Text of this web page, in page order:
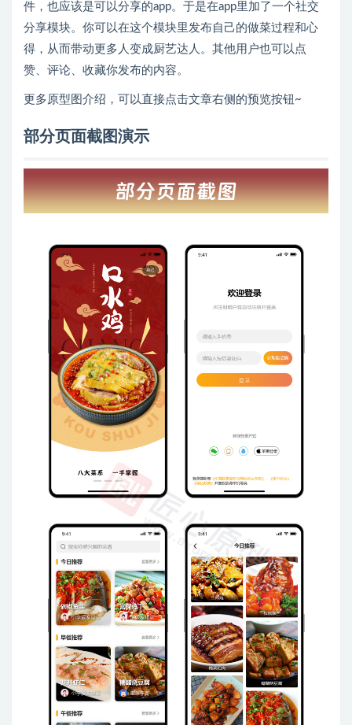
件，也应该是可以分享的app。于是在app里加了一个社交
分享模块。你可以在这个模块里发布自己的做菜过程和心
得，从而带动更多人变成厨艺达人。其他用户也可以点
赞、评论、收藏你发布的内容。
更多原型图介绍，可以直接点击文章右侧的预览按钮~
部分页面截图演示